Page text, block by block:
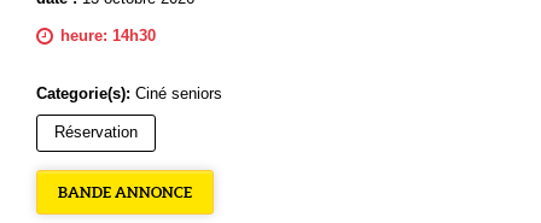
heure: 14h30
Categorie(s): Ciné seniors
Réservation
BANDE ANNONCE